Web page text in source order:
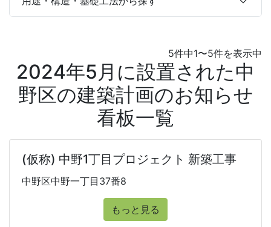
5件中1〜5件を表示中
2024年5月に設置された中
野区の建築計画のお知らせ
看板一覧
(仮称) 中野1丁目プロジェクト 新築工事
中野区中野一丁目37番8
もっと見る